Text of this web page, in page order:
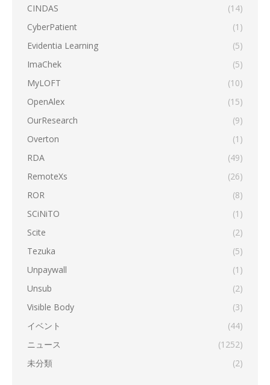
CINDAS
(14)
CyberPatient
(1)
Evidentia Learning
(5)
ImaChek
(5)
MyLOFT
(10)
OpenAlex
(15)
OurResearch
(9)
Overton
(1)
RDA
(49)
RemoteXs
(26)
ROR
(8)
SCiNiTO
(1)
Scite
(2)
Tezuka
(5)
Unpaywall
(1)
Unsub
(2)
Visible Body
(3)
イベント
(44)
ニュース
(1252)
未分類
(2)